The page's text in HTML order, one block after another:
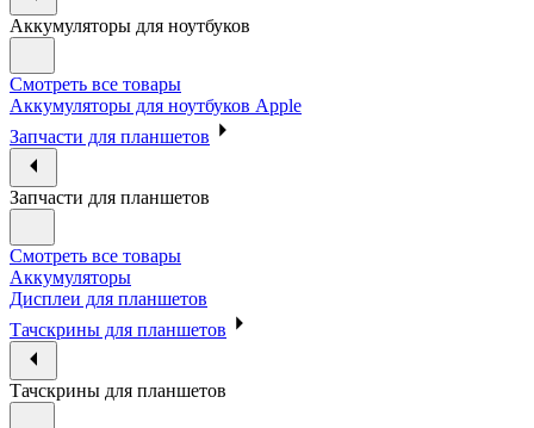
Аккумуляторы для ноутбуков
Смотреть все товары
Аккумуляторы для ноутбуков Apple
Запчасти для планшетов
Запчасти для планшетов
Смотреть все товары
Аккумуляторы
Дисплеи для планшетов
Тачскрины для планшетов
Тачскрины для планшетов